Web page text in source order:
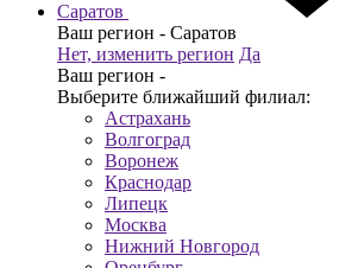
Саратов
Ваш регион - Саратов
Нет, изменить регион Да
Ваш регион -
Выберите ближайший филиал:
Астрахань
Волгоград
Воронеж
Краснодар
Липецк
Москва
Нижний Новгород